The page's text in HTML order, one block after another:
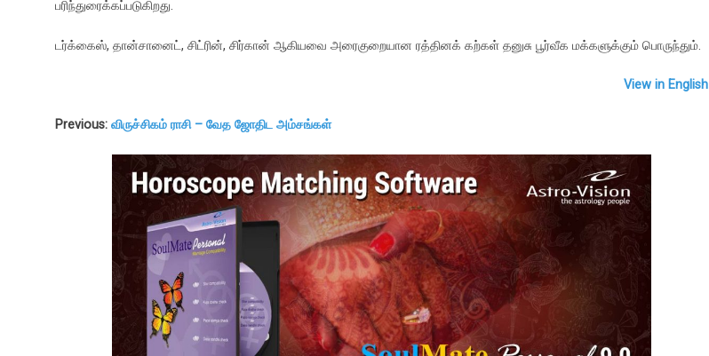
பரிந்துரைக்கப்படுகிறது.
டர்க்கைஸ், தான்சானைட், சிட்ரின், சிர்கான் ஆகியவை அரைகுறையான ரத்தினக் கற்கள் தனுசு பூர்வீக மக்களுக்கும் பொருந்தும்.
View in English
Previous: விருச்சிகம் ராசி – வேத ஜோதிட அம்சங்கள்